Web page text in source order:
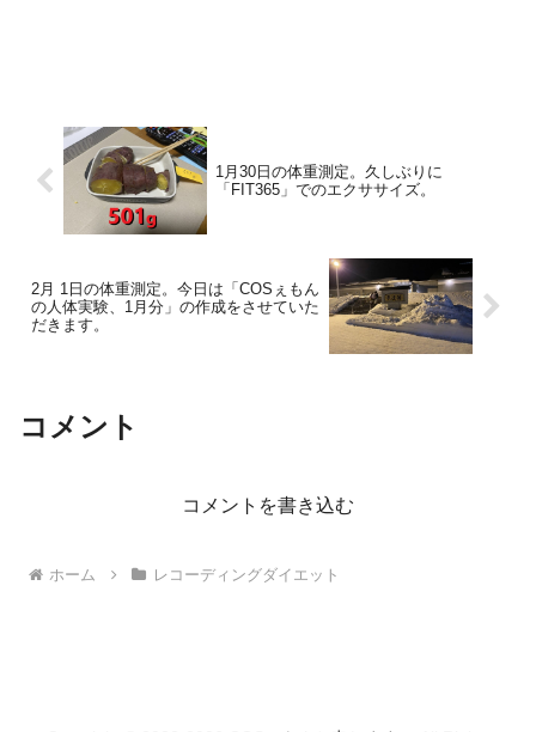
1月30日の体重測定。久しぶりに
「FIT365」でのエクササイズ。
2月 1日の体重測定。今日は「COSぇもん
の人体実験、1月分」の作成をさせていた
だきます。
コメント
コメントを書き込む
ホーム レコーディングダイエット